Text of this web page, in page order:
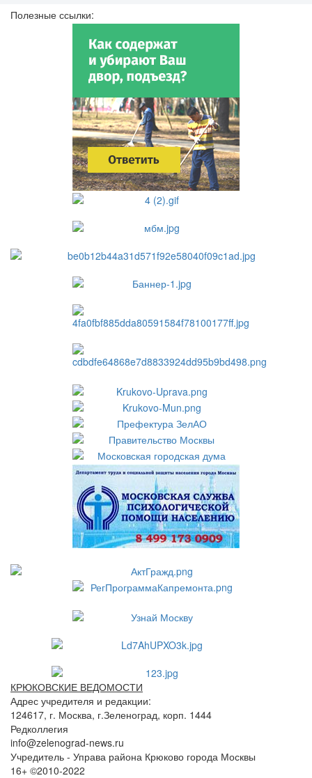
Полезные ссылки:
КРЮКОВСКИЕ ВЕДОМОСТИ
Адрес учредителя и редакции:
124617, г. Москва, г.Зеленоград, корп. 1444
Редколлегия
info@zelenograd-news.ru
Учредитель - Управа района Крюково города Москвы
16+ ©2010-2022